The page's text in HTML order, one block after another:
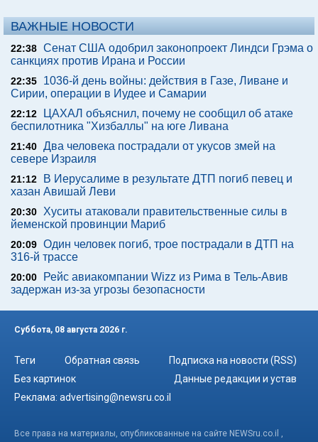
ВАЖНЫЕ НОВОСТИ
22:38 Сенат США одобрил законопроект Линдси Грэма о
санкциях против Ирана и России
22:35
1036-й день войны: действия в Газе, Ливане и
Сирии, операции в Иудее и Самарии
22:12
ЦАХАЛ объяснил, почему не сообщил об атаке
беспилотника "Хизбаллы" на юге Ливана
21:40 Два человека пострадали от укусов змей на
севере Израиля
21:12
В Иерусалиме в результате ДТП погиб певец и
хазан Авишай Леви
20:30
Хуситы атаковали правительственные силы в
йеменской провинции Мариб
20:09 Один человек погиб, трое пострадали в ДТП на
316-й трассе
20:00
Рейс авиакомпании Wizz из Рима в Тель-Авив
задержан из-за угрозы безопасности
Суббота, 08 августа 2026 г.
Теги Обратная связь
Подписка на новости (RSS)
Без картинок
Данные редакции и устав
Реклама: advertising@newsru.co.il
Все права на материалы, опубликованные на сайте NEWSru.co.il ,